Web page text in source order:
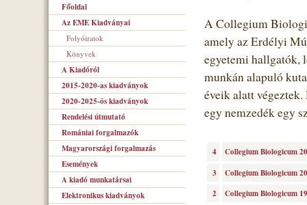
Főoldal
Az EME Kiadványai
Folyóiratok
Könyvek
A Kiadóról
2015-2020-as kiadványok
2020-2025-ös kiadványok
Rendelési útmutató
Romániai forgalmazók
Magyarországi forgalmazás
Események
A kiadó munkatársai
Elektronikus kiadványok
A Collegium
amely az Erdélyi
egyetemi hallgatók,
munkán alapuló
éveik alatt
egy nemzedék egy
4
Collegium Biologicum
3
Collegium Biologicum
2
Collegium Biologicum